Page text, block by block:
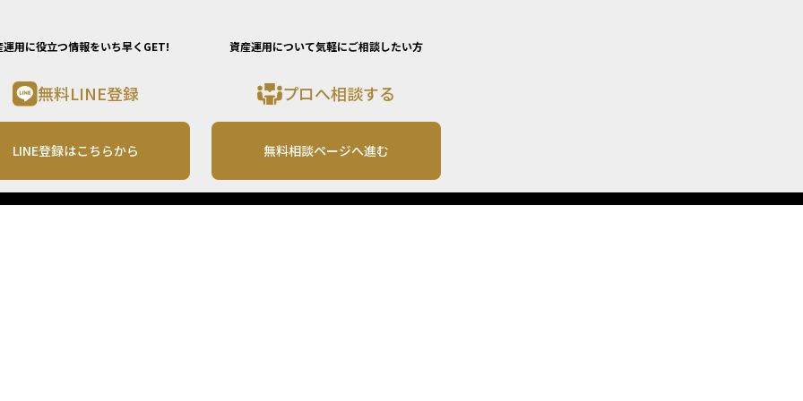
運用に役立つ情報をいち早くGET!
無料LINE登録
LINE登録はこちらから
資産運用について気軽にご相談したい方
プロへ相談する
無料相談ページへ進む